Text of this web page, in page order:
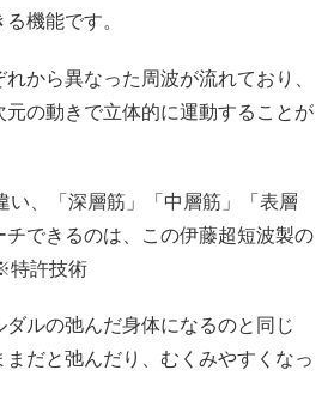
機能です。
から異なった周波が流れており、
元の動きで立体的に運動することが
い、「深層筋」「中層筋」「表層
できるのは、この伊藤超短波製の
特許技術
ルの弛んだ身体になるのと同じ
だと弛んだり、むくみやすくなっ